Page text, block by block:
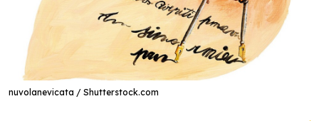
nuvolanevicata / Shutterstock.com